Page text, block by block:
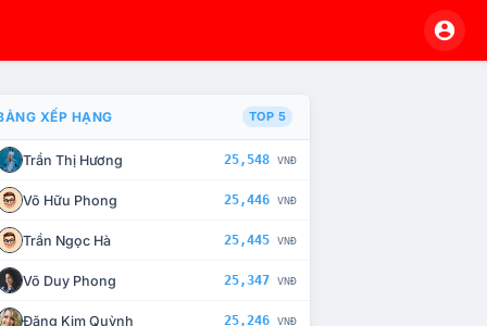
CHẾ TÀI XỬ LÝ VI PHẠM
XẾP HẠNG TOP 5
Trần Thị Hương 25,548 VNĐ
Võ Hữu Phong 25,446 VNĐ
Trần Ngọc Hà 25,445 VNĐ
Võ Duy Phong 25,347 VNĐ
Đặng Kim Quỳnh 25,246 VNĐ